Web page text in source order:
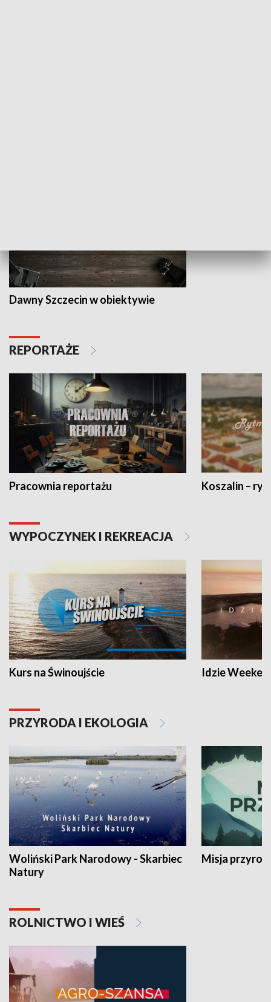
Dawny Szczecin w obiektywie
REPORTAŻE
Pracownia reportażu Koszalin –
WYPOCZYNEK I REKREACJA
Kurs na Świnoujście Idzie
PRZYRODA I EKOLOGIA
Woliński Park Narodowy - Skarbiec
Natury
Misja
ROLNICTWO I WIEŚ